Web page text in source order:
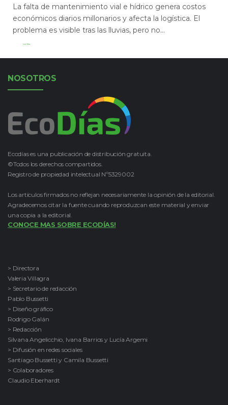
La falta de mantenimiento vial e hídrico genera costos
económicos diarios millonarios y afecta la logística. El
problema es visible tras las lluvias, pero no...
Leer Más
NOSOTROS
Ecodías es una publicación de distribución gratuita.
©Todos los derechos compartidos.
Registro de propiedad intelectual Nº5329002
Los artículos firmados no reflejan necesariamente la opinión de la editorial.
Agradecemos citar la fuente cuando reproduzcan este material y enviar
una copia a la editorial.
CONOCE MAS SOBRE ECODÍAS!
> Directora
Valeria Villagra
> Secretario de redacción
Pablo Bussetti
> Diseño gráfico
Rodrigo Galán
> Redacción
Silvana Angelicchio, Ivana Barrios y Lucía Argemi
> Difusión en redes sociales
Santiago Bussetti y Camila Bussetti
> Colaboradores
Claudio Eberhardt